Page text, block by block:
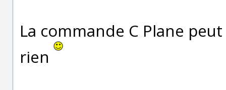
La commande C Plane
rien